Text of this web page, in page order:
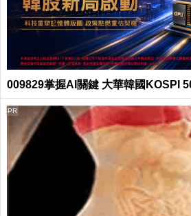
009829掌握AI關鍵 大華韓國KOSPI
PR